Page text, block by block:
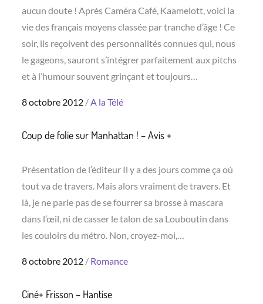
aucun doute ! Après Caméra Café, Kaamelott, voici la
vie des français moyens classée par tranche d’âge ! Ce
soir, ils reçoivent des personnalités connues qui, nous
le gageons, sauront s’intégrer parfaitement aux pitchs
et à l’humour souvent grinçant et toujours…
Posted
8 octobre 2012 A la Télé
Coup de folie sur Manhattan ! – Avis +
Présentation de l’éditeur Il y a des jours comme ça où
tout va de travers. Mais alors vraiment de travers. Et
là, je ne parle pas de se fourrer sa brosse à mascara
dans l’œil, ni de casser le talon de sa Louboutin dans
les couloirs du métro. Non, croyez-moi,…
Posted
8 octobre 2012 Romance
Ciné+ Frisson – Hantise